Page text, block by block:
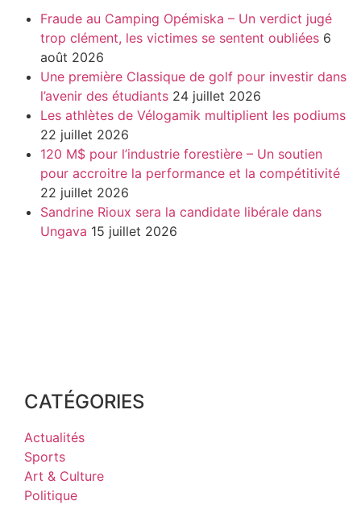
Fraude au Camping Opémiska – Un verdict jugé
trop clément, les victimes se sentent oubliées 6
août 2026
Une première Classique de golf pour investir dans
l’avenir des étudiants 24 juillet 2026
Les athlètes de Vélogamik multiplient les podiums
22 juillet 2026
120 M$ pour l’industrie forestière – Un soutien
pour accroitre la performance et la compétitivité
22 juillet 2026
Sandrine Rioux sera la candidate libérale dans
Ungava 15 juillet 2026
CATÉGORIES
Actualités
Sports
Art & Culture
Politique